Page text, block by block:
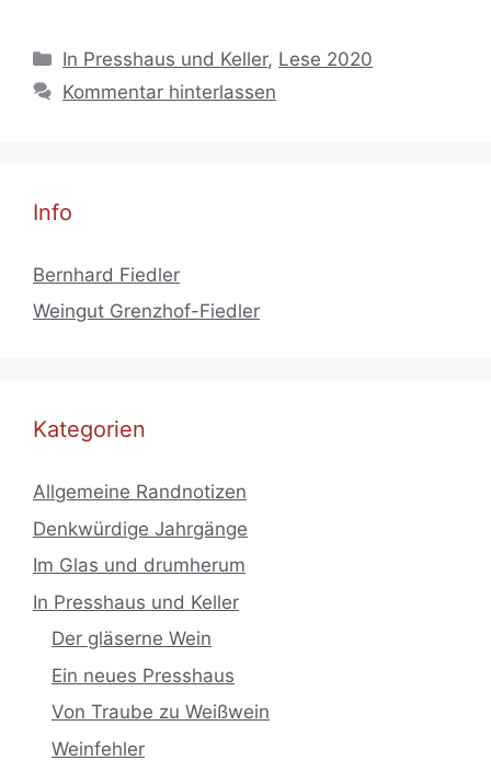
Kategorien
In Presshaus und Keller, Lese 2020
Kommentar hinterlassen
Info
Bernhard Fiedler
Weingut Grenzhof-Fiedler
Kategorien
Allgemeine Randnotizen
Denkwürdige Jahrgänge
Im Glas und drumherum
In Presshaus und Keller
Der gläserne Wein
Ein neues Presshaus
Von Traube zu Weißwein
Weinfehler